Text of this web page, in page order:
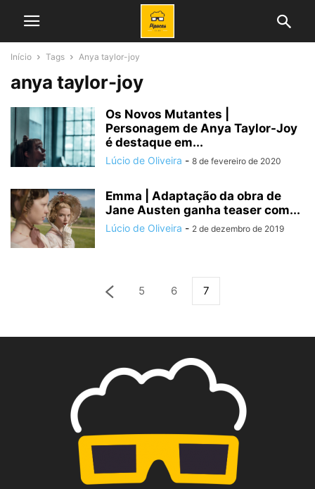
Início Tags Anya taylor-joy
anya taylor-joy
Os Novos Mutantes |
Personagem de Anya Taylor-Joy
é destaque em...
Lúcio de Oliveira - 8 de fevereiro de 2020
Emma | Adaptação da obra de
Jane Austen ganha teaser com...
Lúcio de Oliveira - 2 de dezembro de 2019
5 6 7